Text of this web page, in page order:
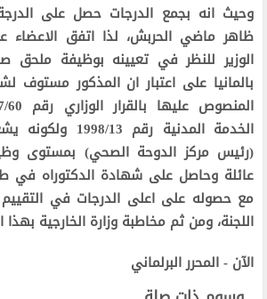
وحيث انه بجمع الدرجات حصل على
ظاهر ماضي الحربش، لذا اتفق الاعضاء
الوزير للنظر في تعيينه بوظيفة
بالمانيا على اعتبار ان المذكور مستوف
الخدمة المدنية
(رئيس مركز الدوحة الصحي) بمستوى
مع حصوله على اعلى الدرجات في
اللجنة، ومن ثم مخاطبة وزارة الخارجية بهذا
الآن - المحرر البرلماني